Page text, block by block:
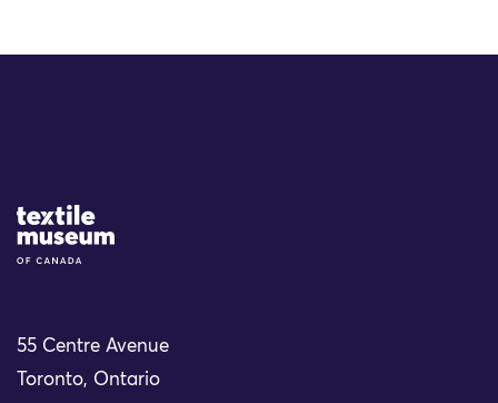
Site Logo
55 Centre Avenue
Toronto, Ontario